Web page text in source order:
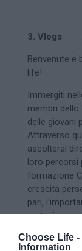
Choose Life -
Information
3. Vlogs
Benvenute e
life!
Immergiti
membri dello
delle giovani
Attraverso
ascolterai
loro percorsi
formazione
crescita
pari,
questa